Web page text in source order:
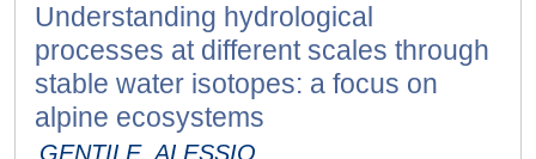
Understanding hydrological
processes at different scales through
stable water isotopes: a focus on
alpine ecosystems
GENTILE, ALESSIO